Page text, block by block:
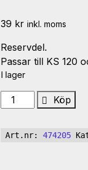
39 kr inkl. moms
Reservdel.
Passar till KS 120
I lager
Vridknapp
D34
blau
Köp
Art.nr: 474205